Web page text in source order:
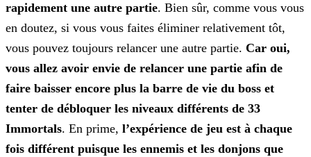
rapidement une autre partie. Bien sûr, comme vous vous
en doutez, si vous vous faites éliminer relativement tôt,
vous pouvez toujours relancer une autre partie. Car oui,
vous allez avoir envie de relancer une partie afin de
faire baisser encore plus la barre de vie du boss et
tenter de débloquer les niveaux différents de 33
Immortals. En prime, l’expérience de jeu est à chaque
fois différent puisque les ennemis et les donjons que